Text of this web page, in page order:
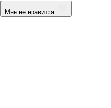
Мне не нравится